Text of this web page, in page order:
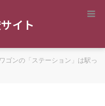
イト
ゴンの「ステーション」は駅っ